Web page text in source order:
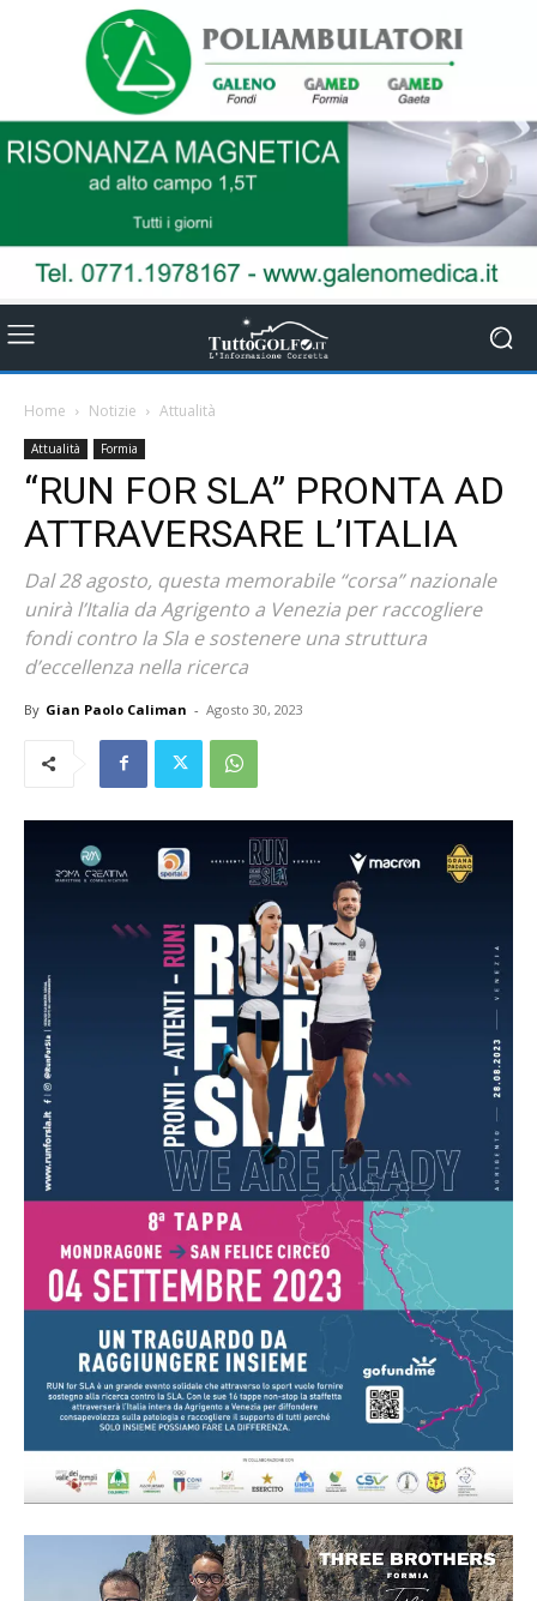
Home Notizie Attualità
Attualità Formia
“RUN FOR SLA” PRONTA AD
ATTRAVERSARE L’ITALIA
Dal 28 agosto, questa memorabile “corsa” nazionale
unirà l’Italia da Agrigento a Venezia per raccogliere
fondi contro la Sla e sostenere una struttura
d’eccellenza nella ricerca
By Gian Paolo Caliman - Agosto 30, 2023